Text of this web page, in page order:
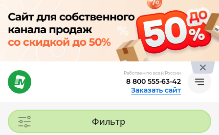
Работаем по всей России
8 800 555-63-42
Заказать сайт
Фильтр